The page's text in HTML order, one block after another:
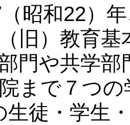
昭和22）
旧）教育
門や共学
まで７つ
生徒・学生